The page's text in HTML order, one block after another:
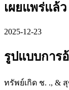
เผยแพร่แล้ว
2025-12-23
รูปแบบการ
ทรัพย์เกิด ช. ., &